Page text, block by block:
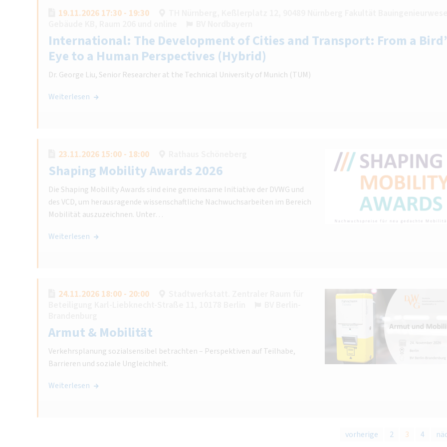
19.11.2026 17:30 - 19:30
International: The Development of Cities and Transport: From a
Eye to a Human Perspectives (Hybrid)
Dr. George Liu, Senior Researcher at the Technical University of Munich (TUM)
Weiterlesen
23.11.2026 15:00 - 18:00
Shaping Mobility Awards 2026
Die Shaping Mobility Awards sind eine gemeinsame Initiative der DVWG und
des VCD, um herausragende wissenschaftliche Nachwuchsarbeiten im Bereich
Mobilität auszuzeichnen. Unter…
Weiterlesen
24.11.2026 18:00 - 20:00
Armut & Mobilität
Verkehrsplanung sozialsensibel betrachten – Perspektiven auf Teilhabe,
Barrieren und soziale Ungleichheit.
Weiterlesen
vorherige 2 3 4